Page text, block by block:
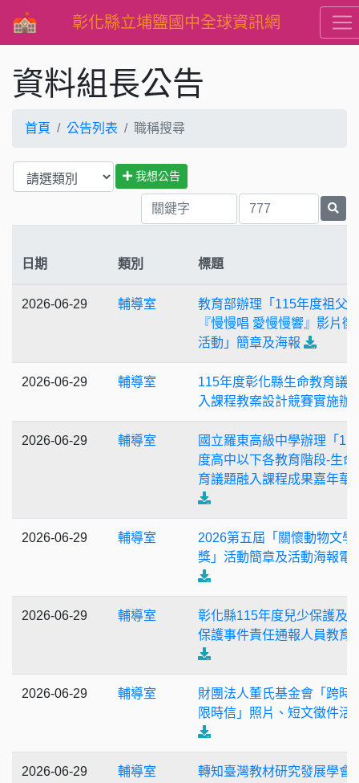
彰化縣立埔鹽國中全球資訊網
資料組長公告
首頁 公告列表 職稱搜尋
我想公告
日期 類別 標題
2026-06-29 輔導室
教育部辦理「115年度祖父
『慢慢唱 愛慢慢響』影片徵
活動」簡章及海報
2026-06-29 輔導室
115年度彰化縣生命教育議
入課程教案設計競賽實施辦
2026-06-29 輔導室
國立羅東高級中學辦理「
度高中以下各教育階段-生命
育議題融入課程成果嘉年華
2026-06-29 輔導室
2026第五屆「關懷動物文學
獎」活動簡章及活動海報電
2026-06-29 輔導室
彰化縣115年度兒少保護及
保護事件責任通報人員教育
2026-06-29 輔導室
財團法人董氏基金會「跨時
限時信」照片、短文徵件活
2026-06-29 輔導室
轉知臺灣教材研究發展學會